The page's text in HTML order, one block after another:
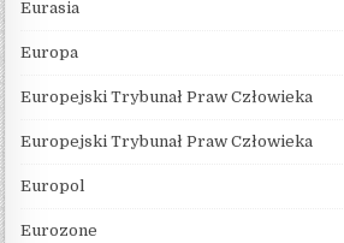
Eurasia
Europa
Europejski Trybunał Praw Człowieka
Europejski Trybunał Praw Człowieka
Europol
Eurozone